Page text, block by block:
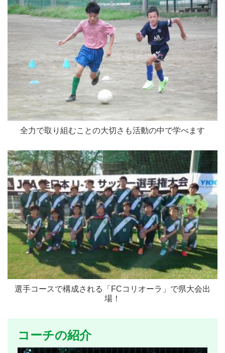
全力で取り組むことの大切さも活動の中で学べます
選手コースで構成される「FCコリオーラ」で県大会出
場！
コーチの紹介